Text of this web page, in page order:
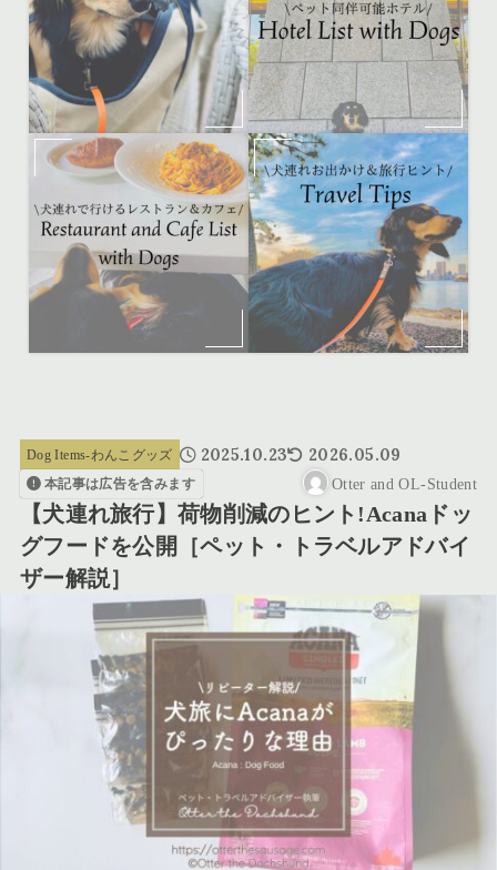
Dog Items-わんこグッズ 2025.10.23 2026.05.09
本記事は広告を含みます Otter and OL-Student
【犬連れ旅行】荷物削減のヒント!Acanaドッ
グフードを公開［ペット・トラベルアドバイ
ザー解説］